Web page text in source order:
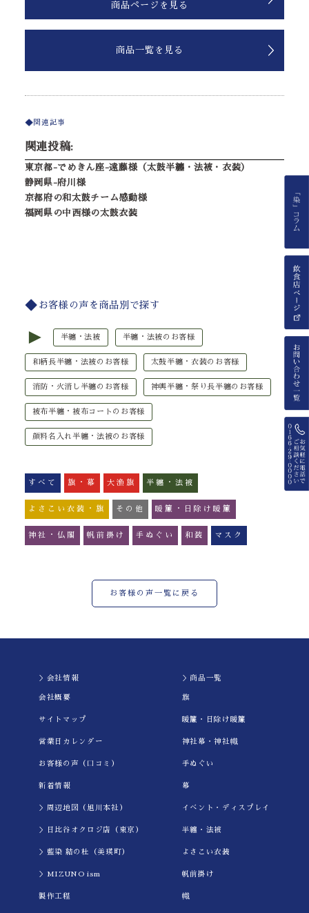
商品一覧を見る
商品ページを見る
関連記事
関連投稿:
東京都-でめきん座-遠藤様（太鼓半纏・法被・衣装）
静岡県-府川様
京都府の和太鼓チーム感動様
福岡県の中西様の太鼓衣装
お客様の声を商品別で探す
► 半纏・法被 半纏・法被のお客様
和柄長半纏・法被のお客様 太鼓半纏・衣装のお客様
消防・火消し半纏のお客様 神輿半纏・祭り長半纏のお客様
被布半纏・被布コートのお客様
顔料名入れ半纏・法被のお客様
すべて 旗・幕 大漁旗 半纏・法被
よさこい衣装・旗 その他 暖簾・日除け暖簾
神社・仏閣 帆前掛け 手ぬぐい 和装 マスク
お客様の声一覧に戻る
＞会社情報
会社概要
サイトマップ
営業日カレンダー
お客様の声（口コミ）
新着情報
＞周辺地図（旭川本社）
＞日比谷オクロジ店（東京）
＞藍染 結の杜（美瑛町）
＞MIZUNO ism
製作工程
＞商品一覧
旗
暖簾・日除け暖簾
神社幕・神社幟
手ぬぐい
幕
イべント・ディスプレイ
半纏・法被
よさこい衣装
帆前掛け
幟